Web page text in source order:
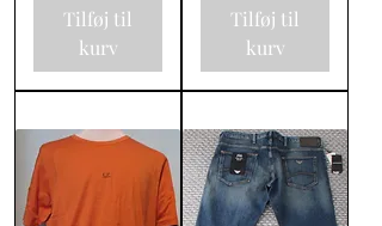
Tilføj til
kurv
Tilføj til
kurv